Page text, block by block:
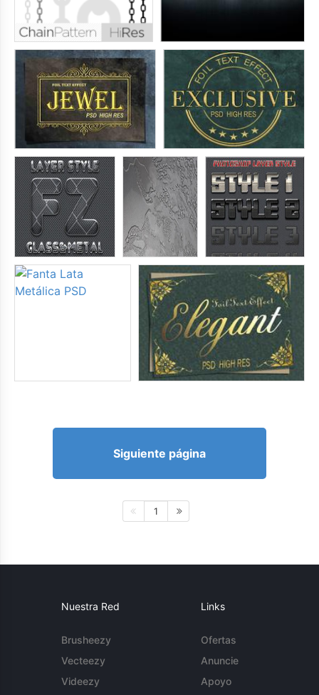
Siguiente página
1
Nuestra Red
Brusheezy
Vecteezy
Videezy
Links
Ofertas
Anuncie
Apoyo